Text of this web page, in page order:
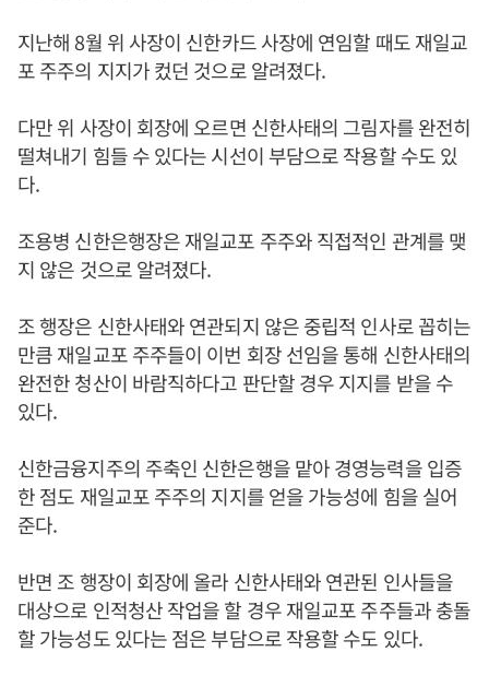
지난해 8월 위 사장이 신한카드 사장에 연임할 때도 재일교
포 주주의 지지가 컸던 것으로 알려졌다.
다만 위 사장이 회장에 오르면 신한사태의 그림자를 완전히
떨쳐내기 힘들 수 있다는 시선이 부담으로 작용할 수도 있
다.
조용병 신한은행장은 재일교포 주주와 직접적인 관계를 맺
지 않은 것으로 알려졌다.
조 행장은 신한사태와 연관되지 않은 중립적 인사로 꼽히는
만큼 재일교포 주주들이 이번 회장 선임을 통해 신한사태의
완전한 청산이 바람직하다고 판단할 경우 지지를 받을 수
있다.
신한금융지주의 주축인 신한은행을 맡아 경영능력을 입증
한 점도 재일교포 주주의 지지를 얻을 가능성에 힘을 실어
준다.
반면 조 행장이 회장에 올라 신한사태와 연관된 인사들을
대상으로 인적청산 작업을 할 경우 재일교포 주주들과 충돌
할 가능성도 있다는 점은 부담으로 작용할 수도 있다.